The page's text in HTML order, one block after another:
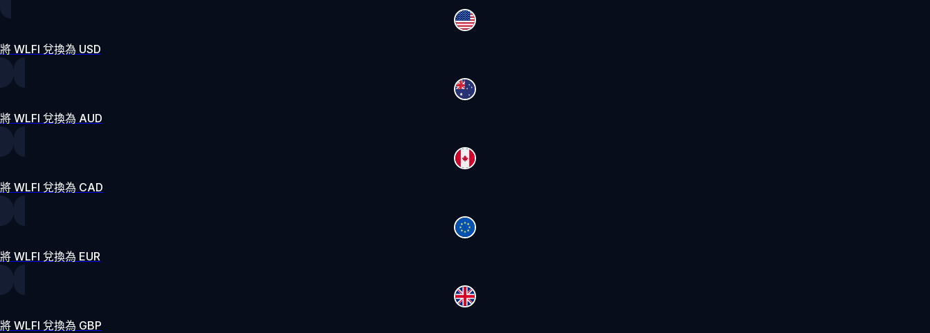
將 WLFI 兌換為 USD
將 WLFI 兌換為 AUD
將 WLFI 兌換為 CAD
將 WLFI 兌換為 EUR
將 WLFI 兌換為 GBP